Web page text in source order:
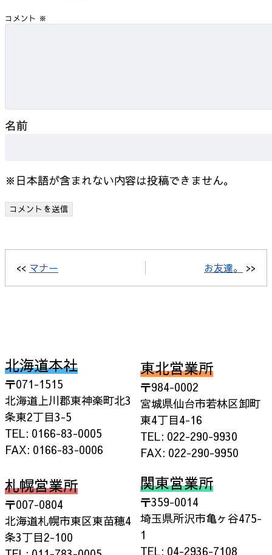
コメント ※
名前
※日本語が含まれない内容は投稿できません。
<< マナー お友達。 >>
北海道本社
〒071-1515
北海道上川郡東神楽町北3
条東2丁目3-5
TEL: 0166-83-0005
FAX: 0166-83-0006
札幌営業所
〒007-0804
北海道札幌市東区東苗穂4
条3丁目2-100
東北営業所
〒984-0002
宮城県仙台市若林区卸町
東4丁目4-16
TEL: 022-290-9930
FAX: 022-290-9950
関東営業所
〒359-0014
埼玉県所沢市亀ヶ谷475-
1
TEL: 04-2936-7108